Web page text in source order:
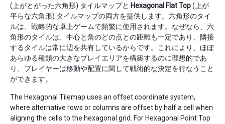
(上がとがった六角形) タイルマップと Hexagonal Flat Top(上が
平らな六角形) タイルマップの両方を提供します。六角形のタイ
ルは、戦略的な卓上ゲームで頻繁に使用されます。なぜなら、六
角形のタイルは、中心と角のどの点との距離も一定であり、隣接
するタイルは常に辺を共有しているからです。これにより、ほぼ
あらゆる種類の大きなプレイエリアを構築するのに理想的であ
り、プレイヤーは移動や配置に関して戦術的な決定を行なうこと
ができます。
The Hexagonal Tilemap uses an offset coordinate system,
where alternative rows or columns are offset by half a cell when
aligning the cells to the hexagonal grid. For Hexagonal Point Top